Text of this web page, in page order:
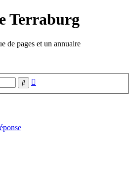
Terraburg
de pages et un annuaire
Rechercher